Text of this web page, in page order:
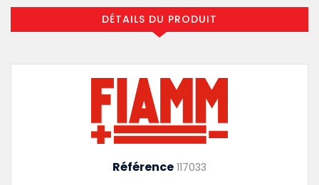
DÉTAILS DU PRODUIT
Référence 117033